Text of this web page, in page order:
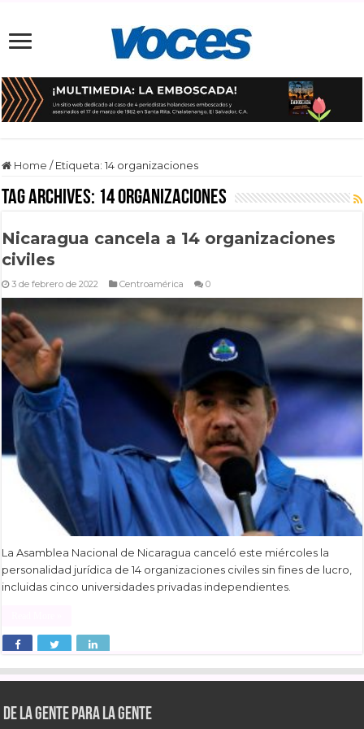
Home / Etiqueta:14 organizaciones
Tag Archives: 14 organizaciones
Nicaragua cancela a 14 organizaciones
civiles
3 de febrero de 2022 Centroamérica 0
La Asamblea Nacional de Nicaragua canceló este miércoles la
personalidad jurídica de 14 organizaciones civiles sin fines de lucro,
incluidas cinco universidades privadas independientes.
De la gente para la gente